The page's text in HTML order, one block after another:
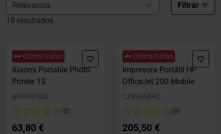
Filtrar
18 resultados
🕶️ Oferta Gafas
Xiaomi Portable Photo
Printer 1S
BHR9974GL
(0)
63,80 €
🕶️ Oferta Gafas
Impresora Portátil HP
OfficeJet 200 Mobile
CZ993ABHC
(0)
205,50 €